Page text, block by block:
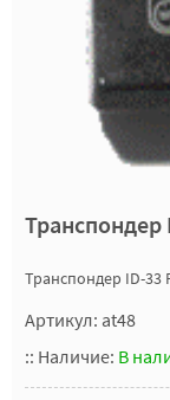
Транспондер
Транспондер ID-33
Артикул: at48
:: Наличие: В